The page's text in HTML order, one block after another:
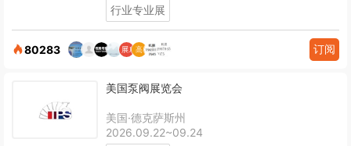
行业专业展
80283 订阅
美国泵阀展览会
美国·德克萨斯州
2026.09.22~09.24